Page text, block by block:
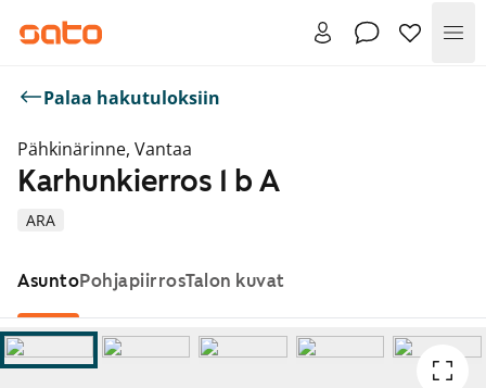
Palaa hakutuloksiin
Pähkinärinne, Vantaa
ARA
Karhunkierros 1 b A
AsuntoPohjapiirrosTalon kuvat